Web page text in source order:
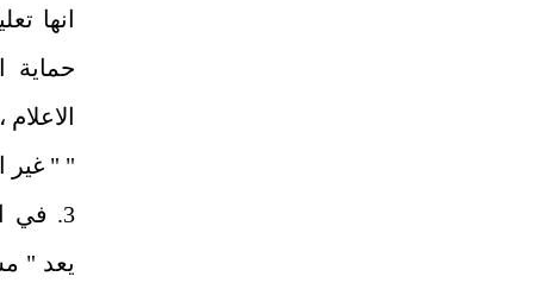
انها
حماية
" " غير
3. في
يعد "